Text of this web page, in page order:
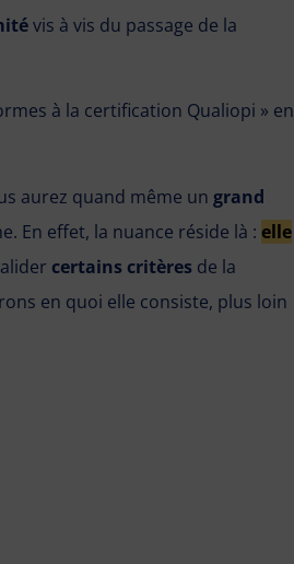
vis à vis du passage de la
à la certification Qualiopi » en
aurez quand même un grand
En effet, la nuance réside là : elle
certains critères de la
en quoi elle consiste, plus loin